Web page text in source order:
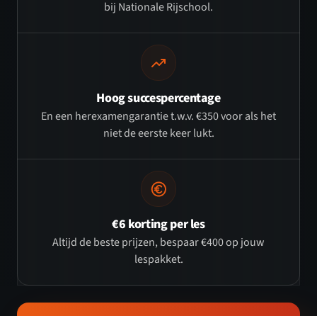
bij Nationale Rijschool.
Hoog succespercentage
En een herexamengarantie t.w.v. €350 voor als het
niet de eerste keer lukt.
€6 korting per les
Altijd de beste prijzen, bespaar €400 op jouw
lespakket.